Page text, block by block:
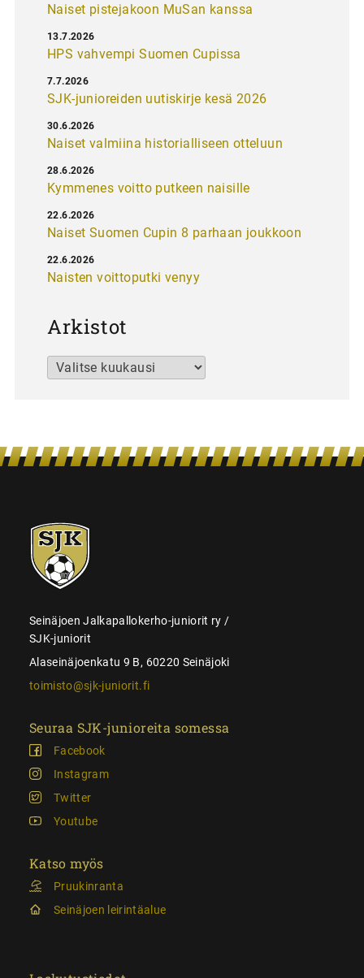
Naiset pistejakoon MuSan kanssa
HPS vahvempi Suomen Cupissa
13.7.2026
SJK-junioreiden uutiskirje kesä 2026
7.7.2026
Naiset valmiina historialliseen otteluun
30.6.2026
Kymmenes voitto putkeen naisille
28.6.2026
Naiset Suomen Cupin 8 parhaan joukkoon
22.6.2026
Naisten voittoputki venyy
22.6.2026
Arkistot
Arkistot
SJK-
juniorit
Seinäjoen Jalkapallokerho-juniorit ry /
SJK-juniorit
Alaseinäjoenkatu 9 B, 60220 Seinäjoki
toimisto@sjk-juniorit.fi
Seuraa SJK-junioreita somessa
Facebook
Instagram
Twitter
Youtube
Katso myös
Pruukinranta
Seinäjoen leirintäalue